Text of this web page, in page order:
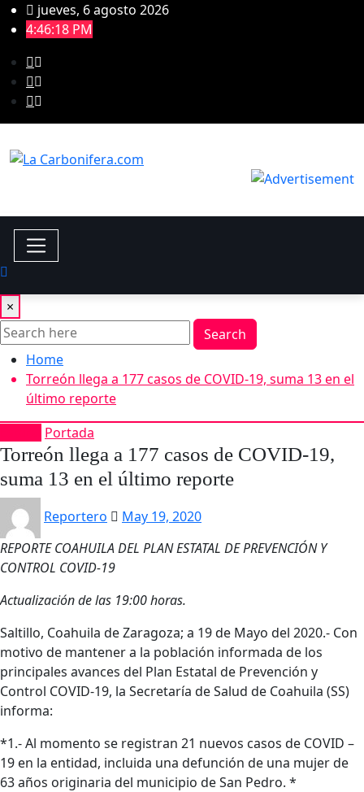
jueves, 6 agosto 2026
4:46:19 PM
×
Search
Home
Torreón llega a 177 casos de COVID-19, suma 13 en el
último reporte
Portada
Torreón llega a 177 casos de COVID-19,
suma 13 en el último reporte
Reportero
May 19, 2020
REPORTE COAHUILA DEL PLAN ESTATAL DE PREVENCIÓN Y
CONTROL COVID-19
Actualización de las 19:00 horas.
Saltillo, Coahuila de Zaragoza; a 19 de Mayo del 2020.- Con
motivo de mantener a la población informada de los
principales avances del Plan Estatal de Prevención y
Control COVID-19, la Secretaría de Salud de Coahuila (SS)
informa:
*1.- Al momento se registran 21 nuevos casos de COVID –
19 en la entidad, incluida una defunción de una mujer de
63 años originaria del municipio de San Pedro. *